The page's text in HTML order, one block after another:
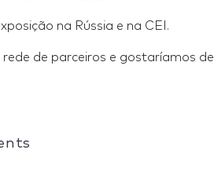
na Rússia e na CEI.
de parceiros e gostaríamos de